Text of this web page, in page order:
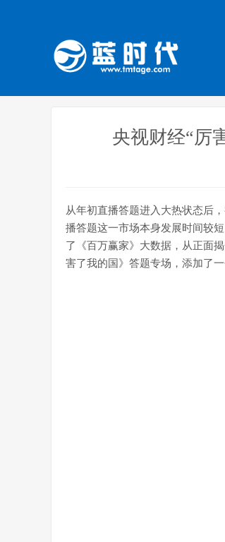
央视财经“厉
从年初直播答题进入大热状态后
播答题这一市场本身发展时间较
了《百万赢家》大数据，从正面
害了我的国》答题专场，添加了一